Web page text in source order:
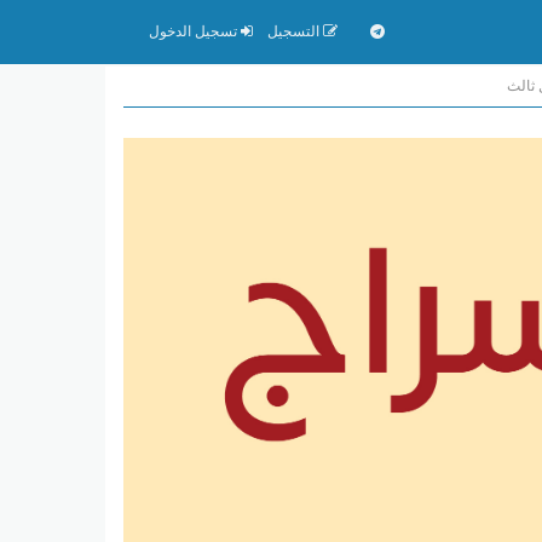
التسجيل تسجيل الدخول